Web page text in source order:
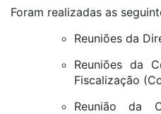
Foram realizadas as
Reuniões da
Reuniões da
Fiscalização
Reunião da